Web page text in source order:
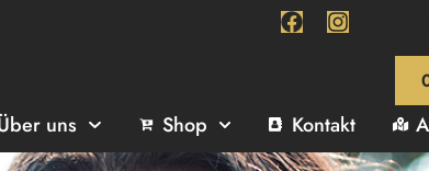
uns Shop Kontakt